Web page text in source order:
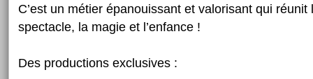
C’est un métier épanouissant et valorisant qui réunit
spectacle, la magie et l’enfance !
Des productions exclusives :